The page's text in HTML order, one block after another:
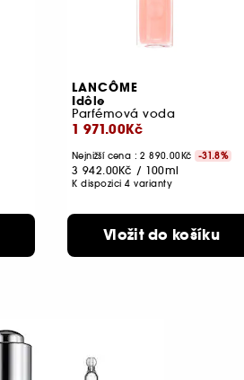
LANCÔME
Idôle
Parfémová voda
1 971.00Kč
Nejnižší cena : 2 890.00Kč -31.8%
3 942.00Kč / 100ml
K dispozici 4 varianty
Vložit do košíku